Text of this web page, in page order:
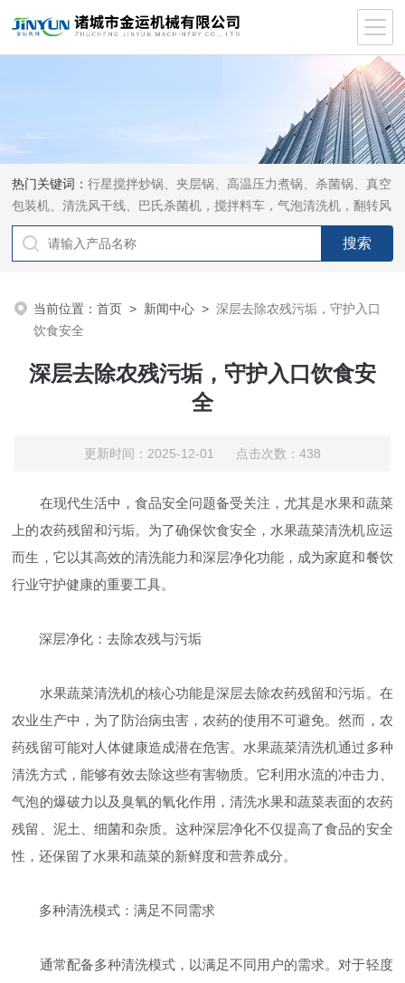
热门关键词：行星搅拌炒锅、夹层锅、高温压力煮锅、杀菌锅、真空
包装机、清洗风干线、巴氏杀菌机，搅拌料车，气泡清洗机，翻转风
干机
当前位置：首页 > 新闻中心 >深层去除农残污垢，守护入口
饮食安全
深层去除农残污垢，守护入口饮食安
全
更新时间：2025-12-01 点击次数：438
在现代生活中，食品安全问题备受关注，尤其是水果和蔬菜
上的农药残留和污垢。为了确保饮食安全，水果蔬菜清洗机应运
而生，它以其高效的清洗能力和深层净化功能，成为家庭和餐饮
行业守护健康的重要工具。
深层净化：去除农残与污垢
水果蔬菜清洗机的核心功能是深层去除农药残留和污垢。在
农业生产中，为了防治病虫害，农药的使用不可避免。然而，农
药残留可能对人体健康造成潜在危害。水果蔬菜清洗机通过多种
清洗方式，能够有效去除这些有害物质。它利用水流的冲击力、
气泡的爆破力以及臭氧的氧化作用，清洗水果和蔬菜表面的农药
残留、泥土、细菌和杂质。这种深层净化不仅提高了食品的安全
性，还保留了水果和蔬菜的新鲜度和营养成分。
多种清洗模式：满足不同需求
通常配备多种清洗模式，以满足不同用户的需求。对于轻度